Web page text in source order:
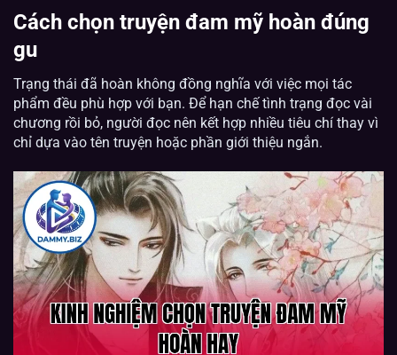
Cách chọn truyện đam mỹ hoàn đúng
gu
Trạng thái đã hoàn không đồng nghĩa với việc mọi tác
phẩm đều phù hợp với bạn. Để hạn chế tình trạng đọc vài
chương rồi bỏ, người đọc nên kết hợp nhiều tiêu chí thay vì
chỉ dựa vào tên truyện hoặc phần giới thiệu ngắn.